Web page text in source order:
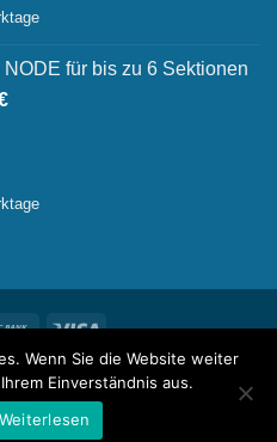
für bis zu 6 Sektionen
Aktueller
Bank
Transfer
Visa
IMPRESSUM
Powered by
Wenn Sie die Website weiter
Einverständnis aus.
Weiterlesen